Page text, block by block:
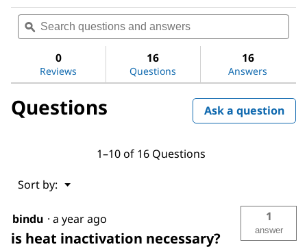
rating
value
for
Bovine
Serum
Search
questions
and
ϙ
0
Reviews
16
Questions
16
Answers
Questions Ask a question
1–10 of 16 Questions
Sort by: ▼
Menu
bindu · a year ago
is heat inactivation necessary?
1
answer